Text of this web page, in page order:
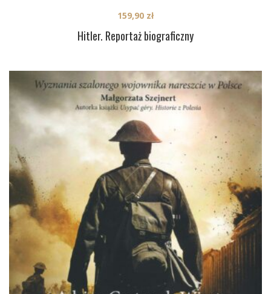
Hitler. Reportaż biograficzny
159,90 zł